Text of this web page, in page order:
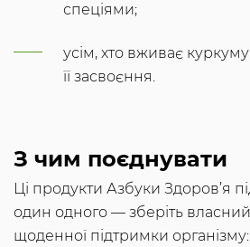
спеціями;
усім, хто вживає
її засвоєння.
З чим поєднувати
Ці продукти Азбуки Здоров’я
один одного — зберіть
щоденної підтримки організму: